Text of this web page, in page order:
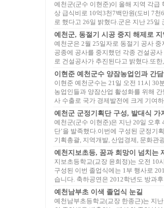
예천군(군수 이현준)이 올해 지역 각급
상 급식비로 10억3천7백만원(도비 7
로 했다고 26일 밝혔다.군은 지난 25
예천군, 동절기 시공 중지 해제로 지
예천군은 2월 25일자로 동절기 공사
공종에 공사를 중지했던 각종 건설공
로 건설공사가 추진된다고 밝혔다.또
이현준 예천군수 양잠농업인과 간담
이현준 예천군수는 21일 오전 11시 30
농업인들과 양잠산업 활성화를 위해
사 수출로 국가 경제발전에 크게 기여
예천군 군정기획단 구성, 발대식 가
예천군(군수 이현준)은 지난 20일 오후
단’을 발족했다.이번에 구성된 군정기
기획총괄, 지역개발, 산업경제, 문화관
예천지보초등, 꿈과 희망이 넘치는
지보초등학교(교장 윤희정)는 오전 10
구성된 이번 졸업식에는 1부 행사로
습니다. 축하공연은 2012학년도 방과
예천남부초 이색 졸업식 눈길
예천남부초등학교(교장 한종근)는 지